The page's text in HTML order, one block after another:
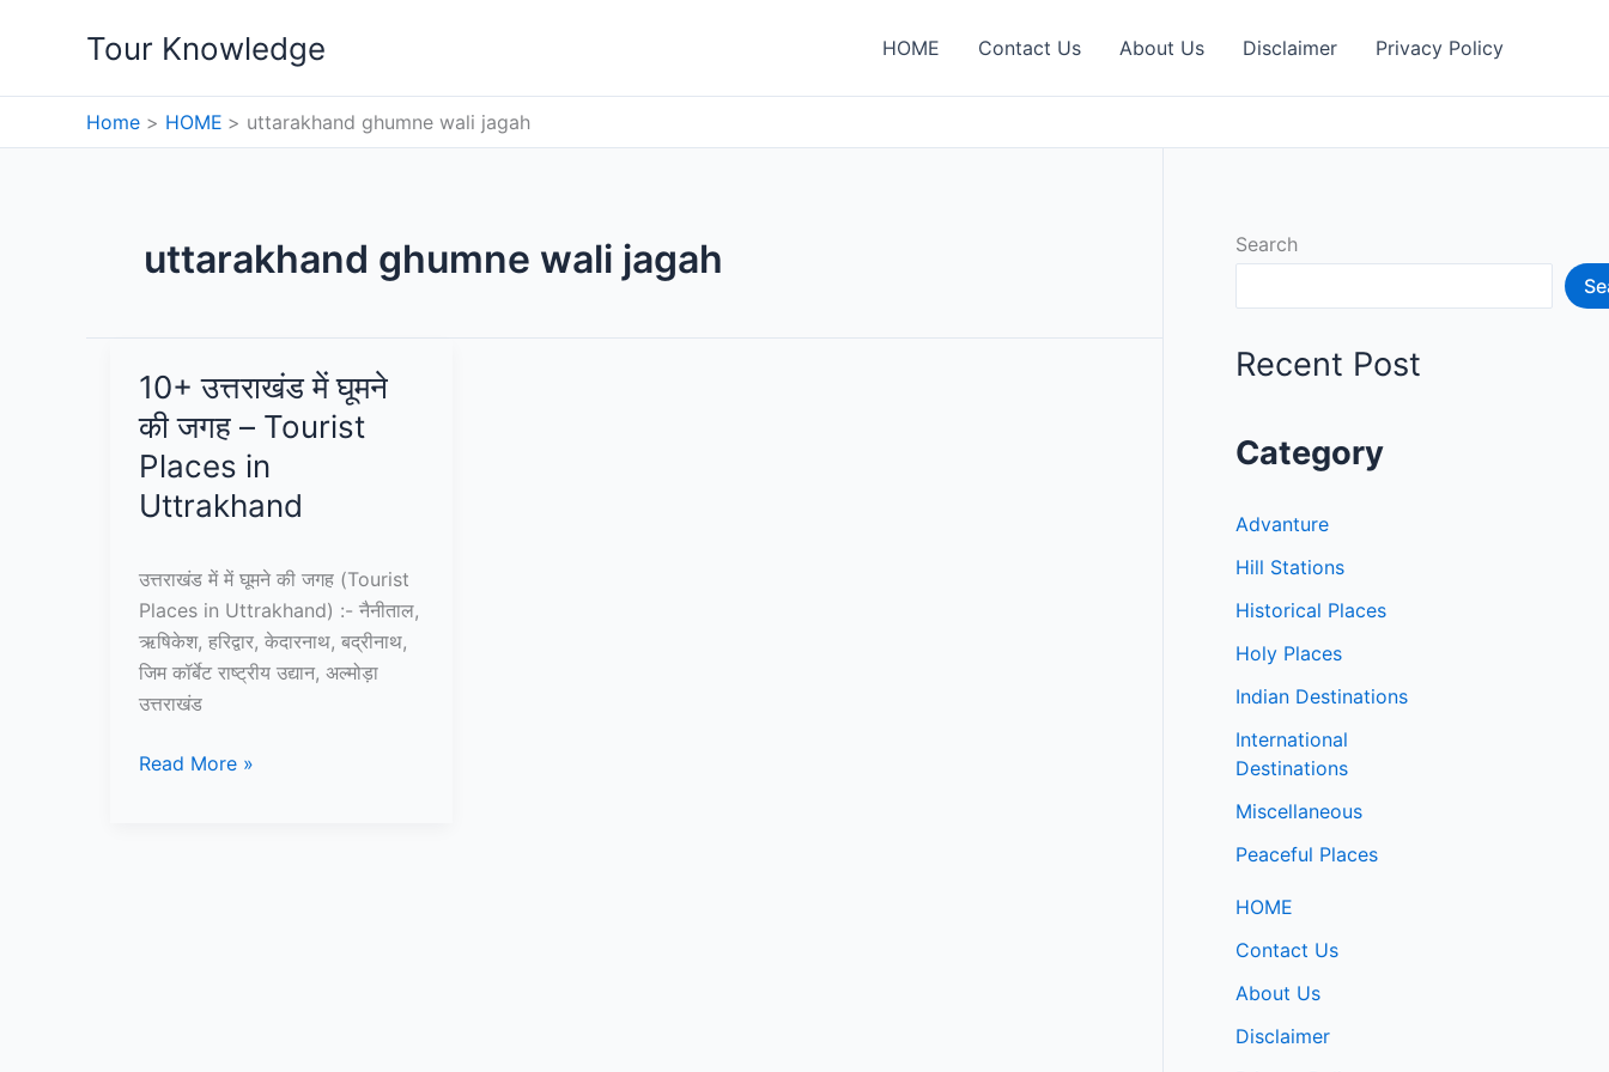
Tour Knowledge HOME Contact Us About Us Disclaimer Privacy Policy
Home HOME uttarakhand ghumne wali jagah
uttarakhand ghumne wali jagah
10+ उत्तराखंड में घूमने
की जगह – Tourist
Places in
Uttrakhand
उत्तराखंड में में घूमने की जगह (Tourist
Places in Uttrakhand) :- नैनीताल,
ऋषिकेश, हरिद्वार, केदारनाथ, बद्रीनाथ,
जिम कॉर्बेट राष्ट्रीय उद्यान, अल्मोड़ा
उत्तराखंड
10+
Read More »
Search
Recent Post
Category
Advanture
Hill Stations
Historical Places
Holy Places
Indian Destinations
International
Destinations
Miscellaneous
Peaceful Places
HOME
Contact Us
About Us
Disclaimer